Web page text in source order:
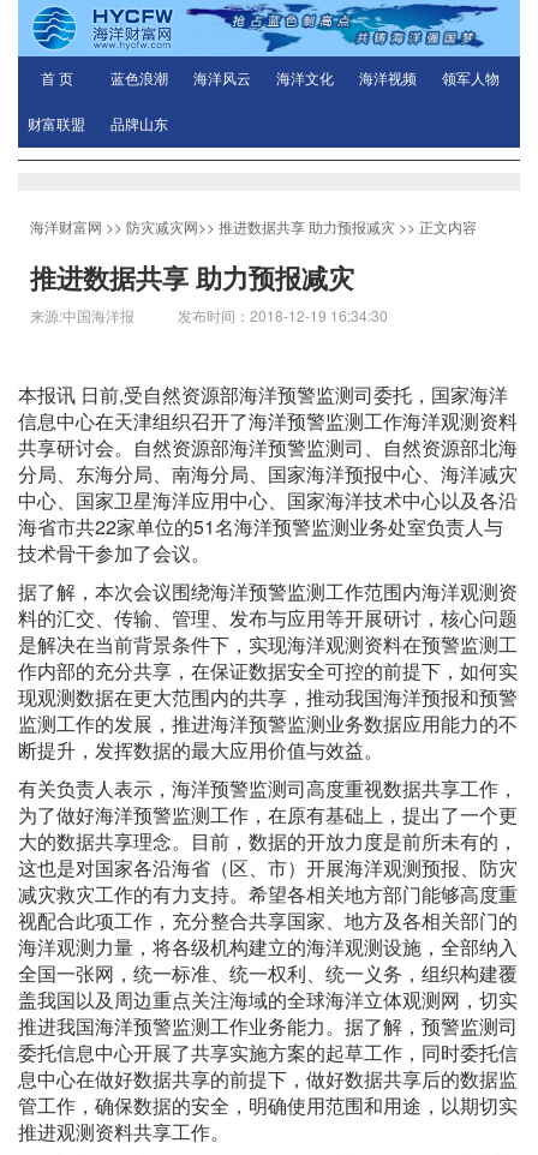
首 页 蓝色浪潮 海洋风云 海洋文化 海洋视频 领军人物
财富联盟 品牌山东
海洋财富网 >> 防灾减灾网>> 推进数据共享 助力预报减灾 >> 正文内容
推进数据共享 助力预报减灾
来源:中国海洋报 发布时间：2018-12-19 16:34:30
本报讯 日前,受自然资源部海洋预警监测司委托，国家海洋
信息中心在天津组织召开了海洋预警监测工作海洋观测资料
共享研讨会。自然资源部海洋预警监测司、自然资源部北海
分局、东海分局、南海分局、国家海洋预报中心、海洋减灾
中心、国家卫星海洋应用中心、国家海洋技术中心以及各沿
海省市共22家单位的51名海洋预警监测业务处室负责人与
技术骨干参加了会议。
据了解，本次会议围绕海洋预警监测工作范围内海洋观测资
料的汇交、传输、管理、发布与应用等开展研讨，核心问题
是解决在当前背景条件下，实现海洋观测资料在预警监测工
作内部的充分共享，在保证数据安全可控的前提下，如何实
现观测数据在更大范围内的共享，推动我国海洋预报和预警
监测工作的发展，推进海洋预警监测业务数据应用能力的不
断提升，发挥数据的最大应用价值与效益。
有关负责人表示，海洋预警监测司高度重视数据共享工作，
为了做好海洋预警监测工作，在原有基础上，提出了一个更
大的数据共享理念。目前，数据的开放力度是前所未有的，
这也是对国家各沿海省（区、市）开展海洋观测预报、防灾
减灾救灾工作的有力支持。希望各相关地方部门能够高度重
视配合此项工作，充分整合共享国家、地方及各相关部门的
海洋观测力量，将各级机构建立的海洋观测设施，全部纳入
全国一张网，统一标准、统一权利、统一义务，组织构建覆
盖我国以及周边重点关注海域的全球海洋立体观测网，切实
推进我国海洋预警监测工作业务能力。据了解，预警监测司
委托信息中心开展了共享实施方案的起草工作，同时委托信
息中心在做好数据共享的前提下，做好数据共享后的数据监
管工作，确保数据的安全，明确使用范围和用途，以期切实
推进观测资料共享工作。